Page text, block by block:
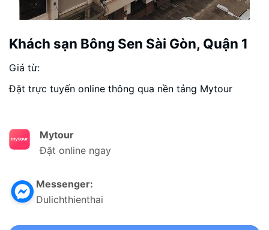
Khách sạn Bông Sen Sài Gòn, Quận 1
Giá từ:
Đặt trực tuyến online thông qua nền tảng Mytour
Mytour
Đặt online ngay
Messenger:
Dulichthienthai